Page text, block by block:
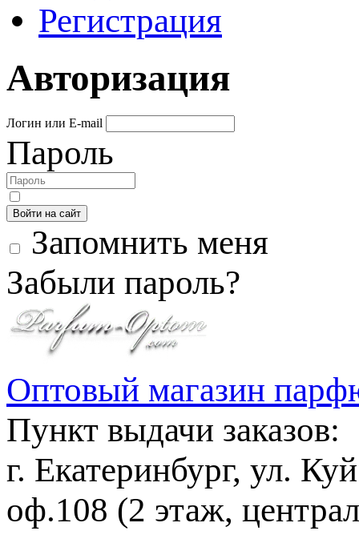
Регистрация
Авторизация
Логин или E-mail
Пароль
Войти на сайт
Запомнить меня
Забыли пароль?
Оптовый магазин
Пункт выдачи заказов:
г. Екатеринбург, ул.
оф.108 (2 этаж,